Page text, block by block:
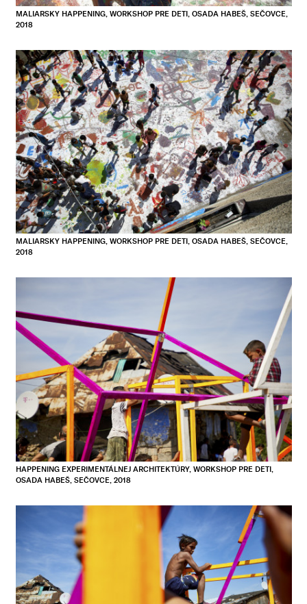
MALIARSKY HAPPENING, WORKSHOP PRE DETI, OSADA HABEŠ, SEČOVCE,
2018
MALIARSKY HAPPENING, WORKSHOP PRE DETI, OSADA HABEŠ, SEČOVCE,
2018
HAPPENING EXPERIMENTÁLNEJ ARCHITEKTÚRY, WORKSHOP PRE DETI,
OSADA HABEŠ, SEČOVCE, 2018